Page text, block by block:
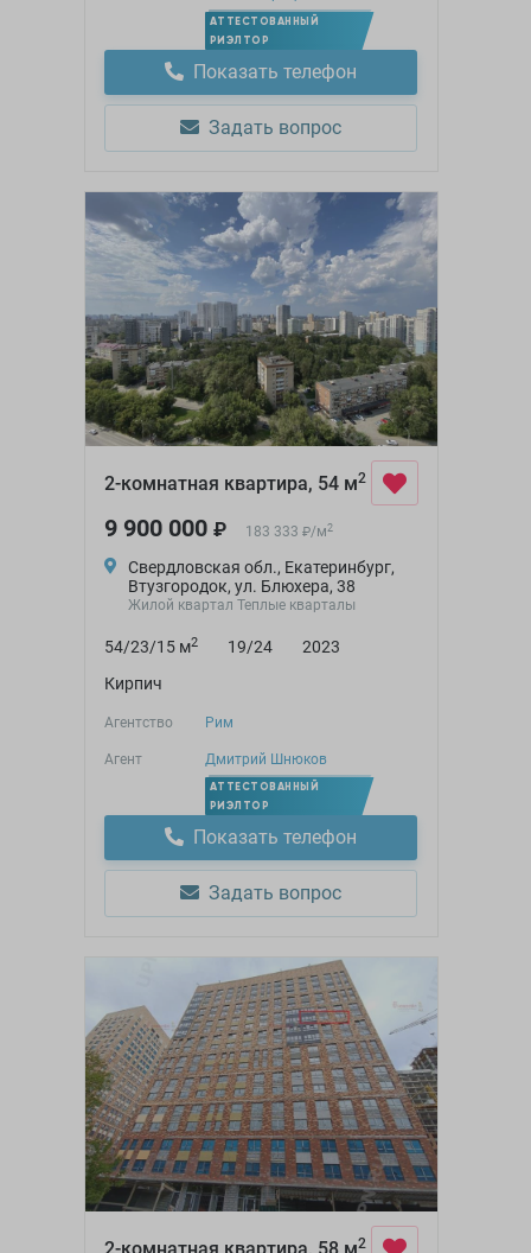
АТТЕСТОВАННЫЙ
РИЭЛТОР
Показать телефон
Задать вопрос
2-комнатная квартира, 54 м2
9 900 000 ₽ 183 333 ₽/м2
Свердловская обл., Екатеринбург,
Втузгородок, ул. Блюхера, 38
Жилой квартал Теплые кварталы
54/23/15 м2 19/24
2023
Кирпич
Агентство Рим
Агент Дмитрий Шнюков
АТТЕСТОВАННЫЙ
РИЭЛТОР
Показать телефон
Задать вопрос
2